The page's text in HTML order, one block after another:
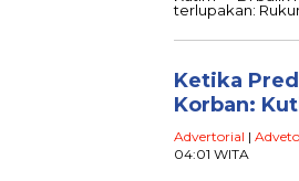
terlupakan:
Ketika
Korban:
Advertorial |
04:01 WITA